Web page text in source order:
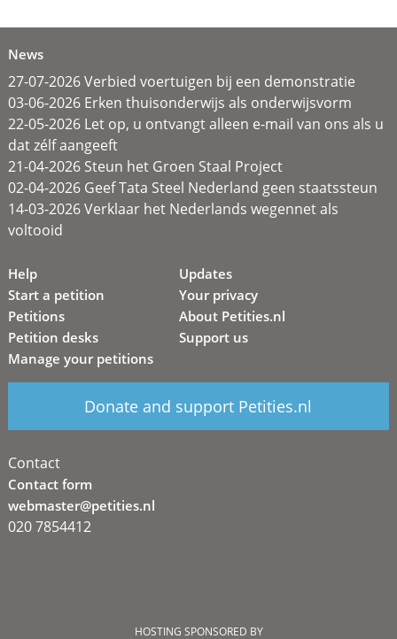
News
27-07-2026 Verbied voertuigen bij een demonstratie
03-06-2026 Erken thuisonderwijs als onderwijsvorm
22-05-2026 Let op, u ontvangt alleen e-mail van ons als u
dat zélf aangeeft
21-04-2026 Steun het Groen Staal Project
02-04-2026 Geef Tata Steel Nederland geen staatssteun
14-03-2026 Verklaar het Nederlands wegennet als
voltooid
Help
Start a petition
Petitions
Petition desks
Manage your petitions
Updates
Your privacy
About Petities.nl
Support us
Donate and support Petities.nl
Contact
Contact form
webmaster@petities.nl
020 7854412
HOSTING SPONSORED BY